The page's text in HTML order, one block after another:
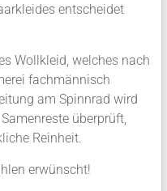
entscheidet
Wollkleid, welches nach
fachmännisch
am Spinnrad wird
überprüft,
Reinheit.
erwünscht!